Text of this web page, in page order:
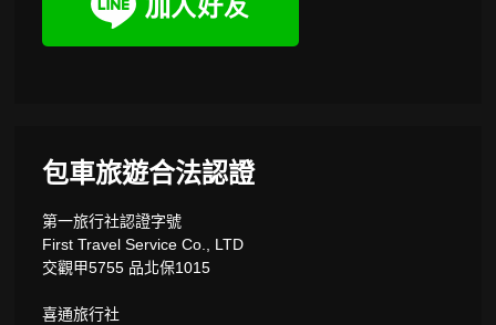
包車旅遊合法認證
第一旅行社認證字號
First Travel Service Co., LTD
交觀甲5755 品北保1015
喜通旅行社